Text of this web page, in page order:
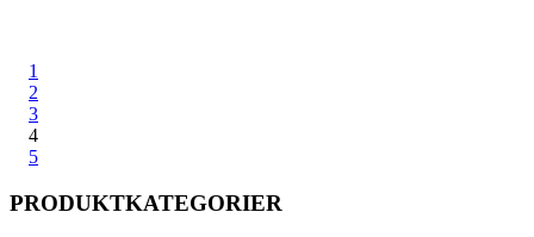
1
2
3
4
5
PRODUKTKATEGORIER